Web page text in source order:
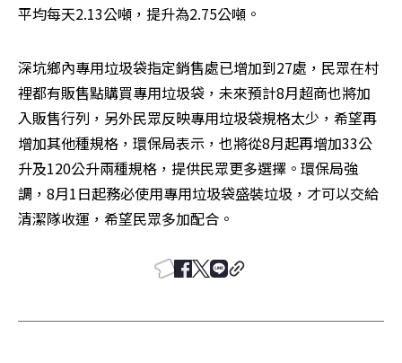
平均每天2.13公噸，提升為2.75公噸。
深坑鄉內專用垃圾袋指定銷售處已增加到27處，民眾在村
裡都有販售點購買專用垃圾袋，未來預計8月超商也將加
入販售行列，另外民眾反映專用垃圾袋規格太少，希望再
增加其他種規格，環保局表示，也將從8月起再增加33公
升及120公升兩種規格，提供民眾更多選擇。環保局強
調，8月1日起務必使用專用垃圾袋盛裝垃圾，才可以交給
清潔隊收運，希望民眾多加配合。